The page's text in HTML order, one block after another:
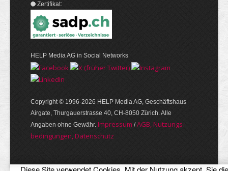
Zertifikat:
HELP Media AG in Social Networks
Copyright © 1996-2026 HELP Media AG, Geschäftshaus
Airgate, Thurgauer­strasse 40, CH-8050 Zürich. Alle
Angaben ohne Gewähr. Im­pres­sum /AGB, Nut­zungs­
bedin­gungen, Daten­schutz